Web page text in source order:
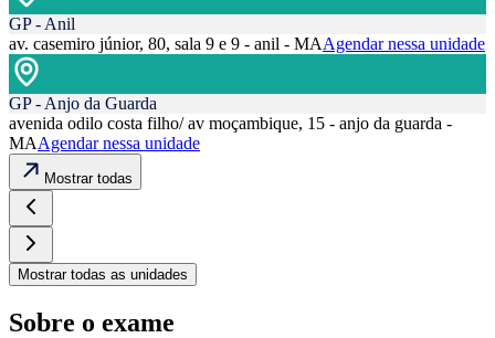
GP - Anil
av. casemiro júnior, 80, sala 9 e 9 - anil - MAAgendar nessa unidade
GP - Anjo da Guarda
avenida odilo costa filho/ av moçambique, 15 - anjo da guarda -
MAAgendar nessa unidade
Mostrar todas
Mostrar todas as unidades
Sobre o exame